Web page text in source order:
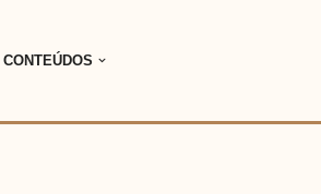
CONTEÚDOS